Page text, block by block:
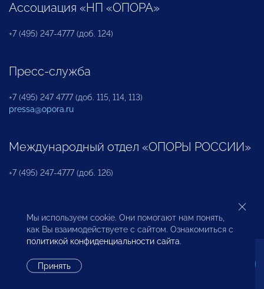
Ассоциация «НП «ОПОРА»
+7 (495) 247-4777 (доб. 124)
Пресс-служба
+7 (495) 247 4777 (доб. 115, 114, 113)
pressa@opora.ru
Международный отдел «ОПОРЫ РОССИИ»
+7 (495) 247-4777 (доб. 126)
Бюро по защите прав предпринимателей и
инвесторов
Мы используем cookie. Они помогают нам понять,
как Вы взаимодействуете с сайтом. Ознакомиться с
политикой конфиденциальности сайта.
Принять